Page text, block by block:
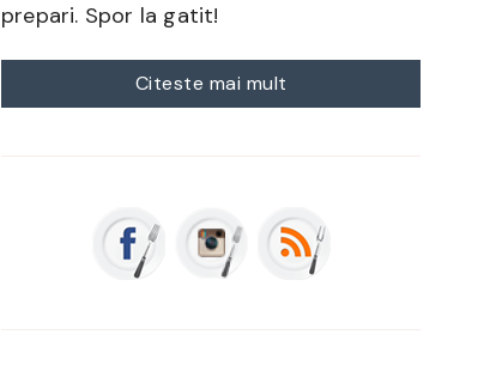
prepari. Spor la gatit!
Citeste mai mult